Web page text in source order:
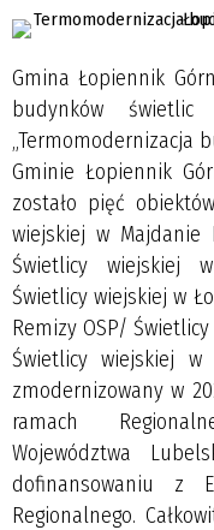
Gmina Łopiennik
budynków
„Termomodernizacja
Gminie Łopiennik
zostało pięć
wiejskiej w Majdanie
Świetlicy wiejskiej
Świetlicy wiejskiej w
Remizy OSP/
Świetlicy wiejskiej w
zmodernizowany w
ramach
Województwa
dofinansowaniu z
Regionalnego.